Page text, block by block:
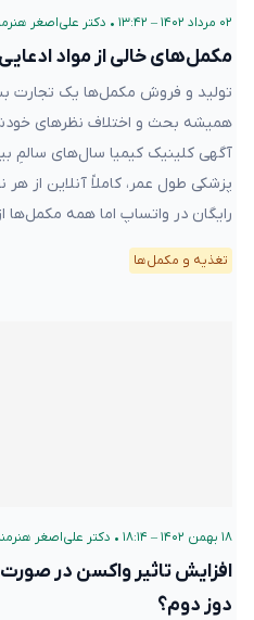
۰۲ مرداد ۱۴۰۲ – ۱۳:۴۲ • دکتر علی‌اصغر
مکمل‌های خالی از مواد
تولید و فروش مکمل‌ها یک تجارت
همیشه بحث‌ و اختلاف نظر‌های
آگهی کلینیک کیمیا سال‌های سالمِ
رایگان در واتساپ اما همه مکمل‌ها
تغذیه و مکمل‌ها
۱۸ بهمن ۱۴۰۲ – ۱۸:۱۴ • دکتر علی‌اصغر
افزایش تاثیر واکسن در
دوز دوم؟